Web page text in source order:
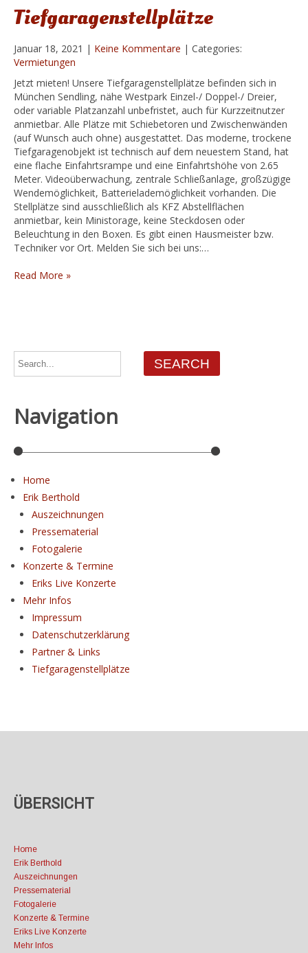
Tiefgaragenstellplätze
Januar 18, 2021 | Keine Kommentare | Categories:
Vermietungen
Jetzt mieten! Unsere Tiefgaragenstellplätze befinden sich in
München Sendling, nähe Westpark Einzel-/ Doppel-/ Dreier,
oder variable Platzanzahl unbefristet, auch für Kurzzeitnutzer
anmietbar. Alle Plätze mit Schiebetoren und Zwischenwänden
(auf Wunsch auch ohne) ausgestattet. Das moderne, trockene
Tiefgaragenobjekt ist technisch auf dem neuestem Stand, hat
eine flache Einfahrtsrampe und eine Einfahrtshöhe von 2.65
Meter. Videoüberwachung, zentrale Schließanlage, großzügige
Wendemöglichkeit, Batterielademöglichkeit vorhanden. Die
Stellplätze sind ausschließlich als KFZ Abstellflächen
anmietbar, kein Ministorage, keine Steckdosen oder
Beleuchtung in den Boxen. Es gibt einen Hausmeister bzw.
Techniker vor Ort. Melden Sie sich bei uns:…
Read More »
Navigation
Home
Erik Berthold
Auszeichnungen
Pressematerial
Fotogalerie
Konzerte & Termine
Eriks Live Konzerte
Mehr Infos
Impressum
Datenschutz­erklärung
Partner & Links
Tiefgaragenstellplätze
ÜBERSICHT
Home
Erik Berthold
Auszeichnungen
Pressematerial
Fotogalerie
Konzerte & Termine
Eriks Live Konzerte
Mehr Infos